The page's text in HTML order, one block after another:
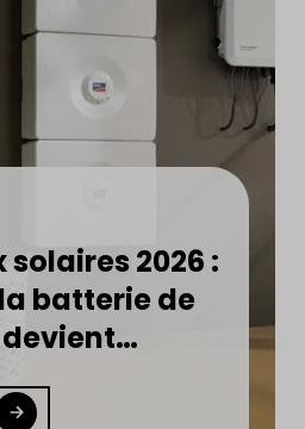
solaires 2026 :
batterie de
?